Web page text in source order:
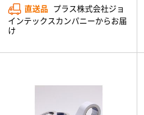
直送品 プラス株式会社ジョ
インテックスカンパニーからお届
け